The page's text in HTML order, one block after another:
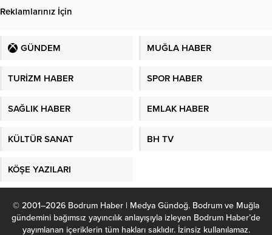
Reklamlarınız İçin
GÜNDEM MUĞLA HABER
TURİZM HABER SPOR HABER
SAĞLIK HABER EMLAK HABER
KÜLTÜR SANAT BH TV
KÖŞE YAZILARI
© 2001–2026 Bodrum Haber | Medya Gündoğ. Bodrum ve Muğla
gündemini bağımsız yayıncılık anlayışıyla izleyen Bodrum Haber’de
yayımlanan içeriklerin tüm hakları saklıdır. İzinsiz kullanılamaz.